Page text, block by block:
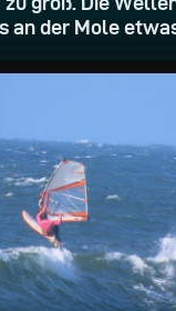
an der Mole